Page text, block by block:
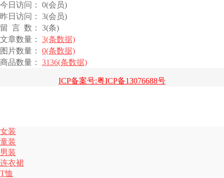
今日访问： 0(会员)
昨日访问： 3(会员)
留 言 数： 3(条)
文章数量： 3(条数据)
图片数量： 0(条数据)
商品数量： 3136(条数据)
ICP备案号:粤ICP备13076688号
女装
童装
男装
连衣裙
T恤